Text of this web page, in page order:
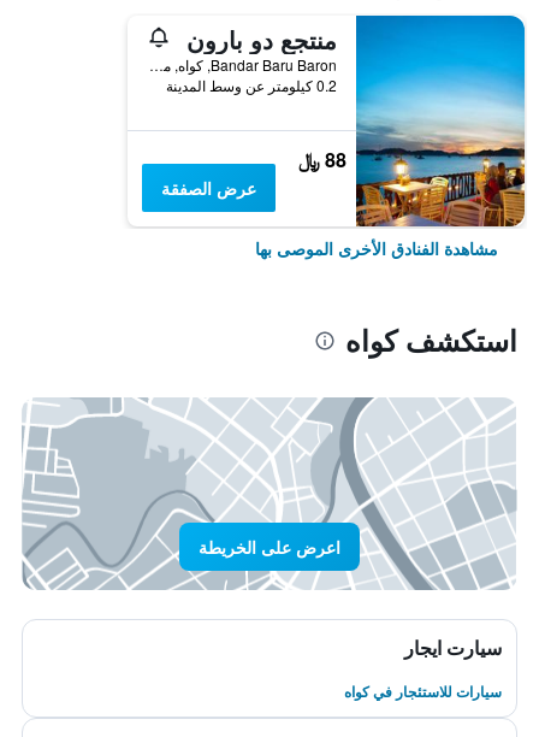
منتجع دو بارون
Bandar Baru Baron, كواه, ماليزيا
0.2 كيلومتر عن وسط المدينة
88 ﷼
عرض الصفقة
مشاهدة الفنادق الأخرى الموصى بها
استكشف كواه
اعرض على الخريطة
سيارت ايجار
سيارات للاستئجار في كواه